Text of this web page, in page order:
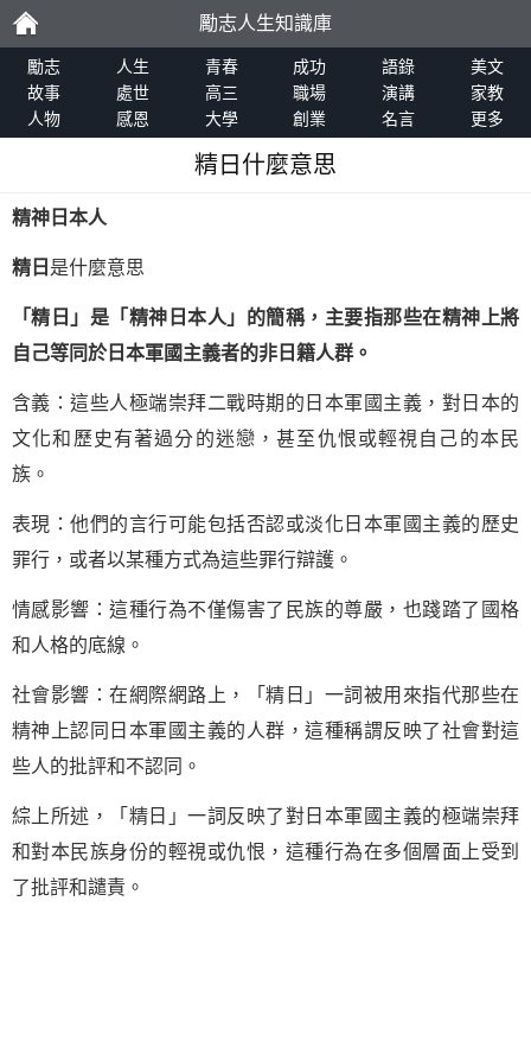
勵
志
勵志人生知識庫
勵志 人生 青春 成功 語錄
美文
故事
處世 高三 職場 演講
家教
人物
感恩 大學 創業 名言 更多
精日什麼意思
精神日本人
精日 是什麼意思
「精日」是「精神日本人」的簡稱，主要指那些在精神上將
自己等同於 日本軍國主義者的非日籍人群。
含義：這些人極端崇拜二戰時期的日本軍國主義，對日本的
文化和歷史有著過分的迷戀，甚至仇恨或輕視自己的本民
族。
表現：他們的言行可能包括否認或淡化日本軍國主義的歷史
罪行，或者以某種方式為這些罪行辯護。
情感影響：這種行為不僅傷害了民族的尊嚴，也踐踏了國格
和人格的底線。
社會影響：在網際網路上，「精日」一詞被用來指代那些在
精神上認同日本軍國主義的人群，這種稱謂反映了社會對這
些人的批評和不認同。
綜上所述，「精日」一詞反映了對日本軍國主義的極端崇拜
和對本民族身份的輕視或仇恨，這種行為在多個層面上受到
了批評和譴責。